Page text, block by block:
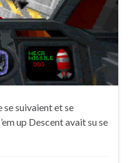
se suivaient et se
up Descent avait su se